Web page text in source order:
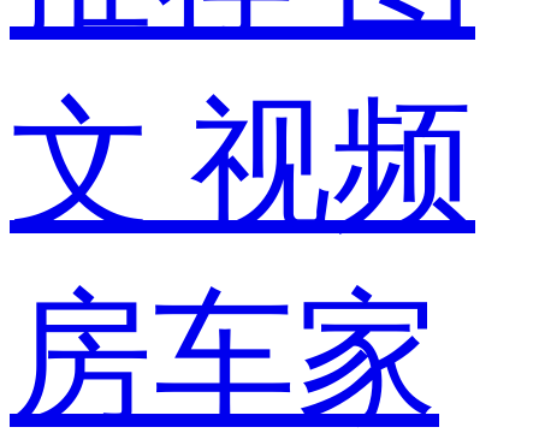
文 视频
房车家